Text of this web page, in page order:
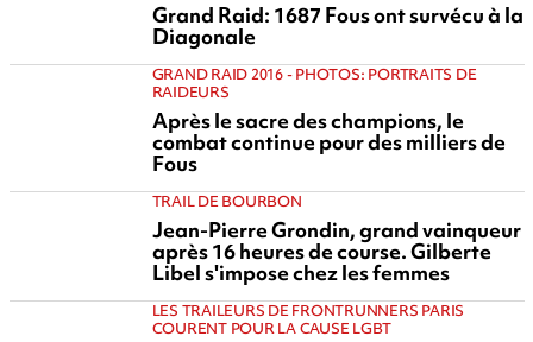
Grand Raid: 1687 Fous ont survécu à la
Diagonale
GRAND RAID 2016 - PHOTOS: PORTRAITS DE
RAIDEURS
Après le sacre des champions, le
combat continue pour des milliers de
Fous
TRAIL DE BOURBON
Jean-Pierre Grondin, grand vainqueur
après 16 heures de course. Gilberte
Libel s'impose chez les femmes
LES TRAILEURS DE FRONTRUNNERS PARIS
COURENT POUR LA CAUSE LGBT